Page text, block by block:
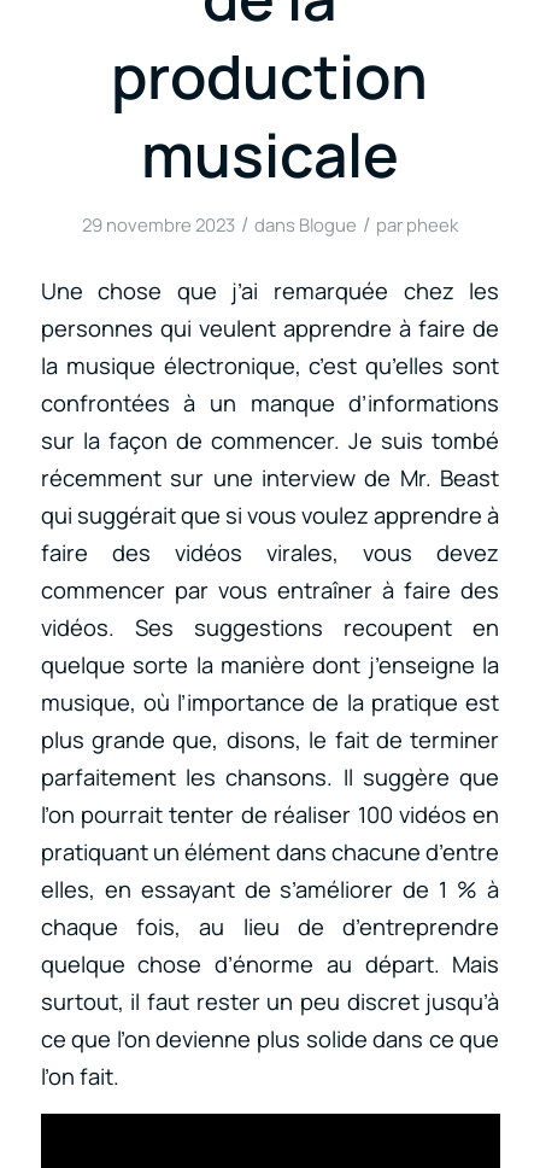
production
musicale
29 novembre 2023 / dans Blogue / par pheek
Une chose que j’ai remarquée chez les
personnes qui veulent apprendre à faire de
la musique électronique, c’est qu’elles sont
confrontées à un manque d’informations
sur la façon de commencer. Je suis tombé
récemment sur une interview de Mr. Beast
qui suggérait que si vous voulez apprendre à
faire des vidéos virales, vous devez
commencer par vous entraîner à faire des
vidéos. Ses suggestions recoupent en
quelque sorte la manière dont j’enseigne la
musique, où l’importance de la pratique est
plus grande que, disons, le fait de terminer
parfaitement les chansons. Il suggère que
l’on pourrait tenter de réaliser 100 vidéos en
pratiquant un élément dans chacune d’entre
elles, en essayant de s’améliorer de 1 % à
chaque fois, au lieu de d’entreprendre
quelque chose d’énorme au départ. Mais
surtout, il faut rester un peu discret jusqu’à
ce que l’on devienne plus solide dans ce que
l’on fait.